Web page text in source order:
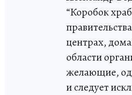
“Коробок
центрах,
области
желающие,
и следует